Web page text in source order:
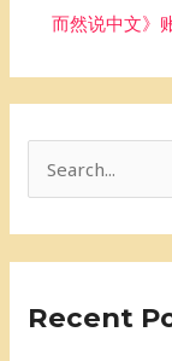
而然说中文》
c
Recent